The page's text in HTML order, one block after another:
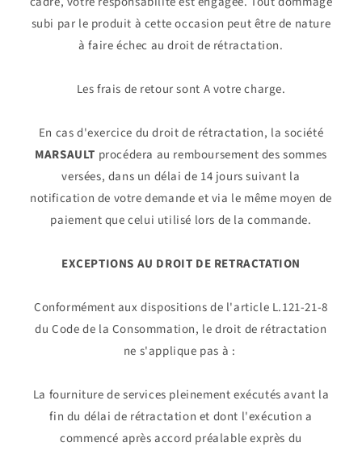
subi par le produit à cette occasion peut être de nature
à faire échec au droit de rétractation.
Les frais de retour sont A votre charge.
En cas d'exercice du droit de rétractation, la société
MARSAULT procédera au remboursement des sommes
versées, dans un délai de 14 jours suivant la
notification de votre demande et via le même moyen de
paiement que celui utilisé lors de la commande.
EXCEPTIONS AU DROIT DE RETRACTATION
Conformément aux dispositions de l'article L.121-21-8
du Code de la Consommation, le droit de rétractation
ne s'applique pas à :
La fourniture de services pleinement exécutés avant la
fin du délai de rétractation et dont l'exécution a
commencé après accord préalable exprès du